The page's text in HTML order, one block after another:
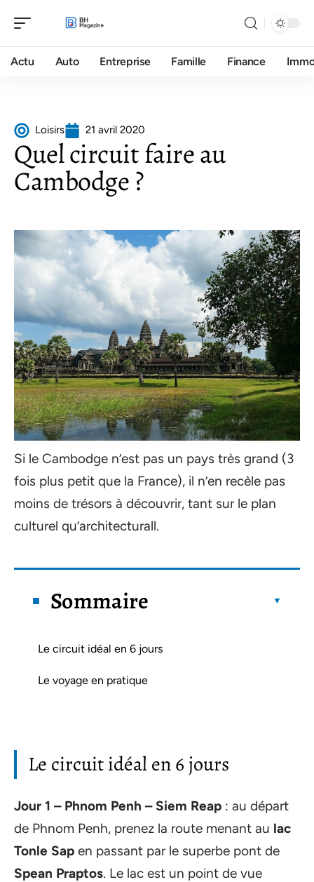
Actu Auto Entreprise Famille Finance
Loisirs 21 avril 2020
Quel circuit faire au
Cambodge ?
Si le Cambodge n’est pas un pays très grand (3
fois plus petit que la France), il n’en recèle pas
moins de trésors à découvrir, tant sur le plan
culturel qu’architecturall.
Sommaire
Le circuit idéal en 6 jours
Le voyage en pratique
Le circuit idéal en 6 jours
Jour 1 – Phnom Penh – Siem Reap : au départ
de Phnom Penh, prenez la route menant au lac
Tonle Sap en passant par le superbe pont de
Spean Praptos. Le lac est un point de vue